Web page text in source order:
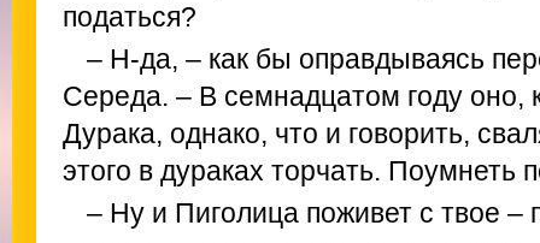
податься?
– Н-да, – как бы оправдываясь
Середа. – В семнадцатом году оно,
Дурака, однако, что и говорить,
этого в дураках торчать. Поумнеть
– Ну и Пиголица поживет с твое –